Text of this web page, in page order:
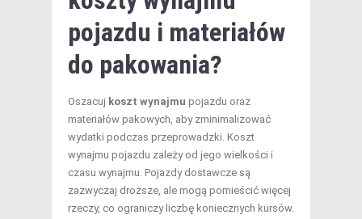
pojazdu i materiałów
do pakowania?
Oszacuj koszt wynajmu pojazdu oraz
materiałów pakowych, aby zminimalizować
wydatki podczas przeprowadzki. Koszt
wynajmu pojazdu zależy od jego wielkości i
czasu wynajmu. Pojazdy dostawcze są
zazwyczaj droższe, ale mogą pomieścić więcej
rzeczy, co ograniczy liczbę koniecznych kursów.